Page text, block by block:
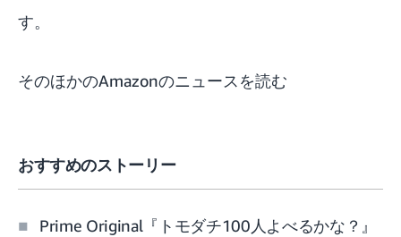
す。
そのほかのAmazonのニュースを読む
おすすめのストーリー
Prime Original『トモダチ100人よべるかな？』